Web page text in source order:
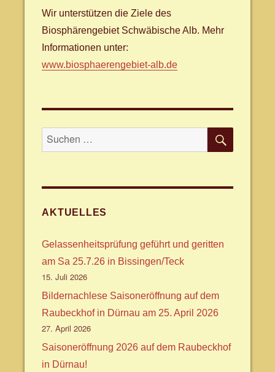
Wir unterstützen die Ziele des
Biosphärengebiet Schwäbische Alb. Mehr
Informationen unter:
www.biosphaerengebiet-alb.de
Suche
nach:
AKTUELLES
Gelassenheitsprüfung geführt und geritten
am Sa 25.7.26 in Bissingen/Teck
15. Juli 2026
Bildernachlese Saisoneröffnung auf dem
Raubeckhof in Dürnau am 25. April 2026
27. April 2026
Saisoneröffnung 2026 auf dem Raubeckhof
in Dürnau!